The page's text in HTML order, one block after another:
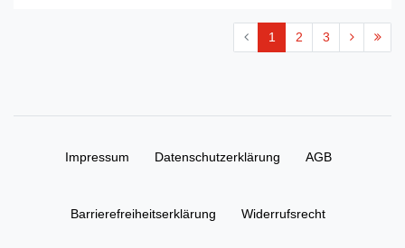
1 2 3
Impressum Daten­schutz­erklärung AGB
Barrierefreiheitserklärung Widerrufs­recht